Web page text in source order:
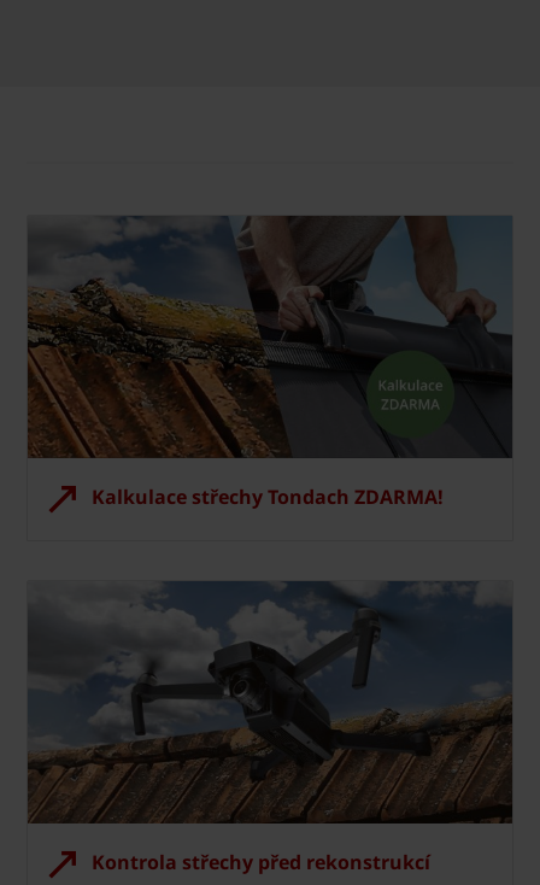
Kalkulace střechy Tondach ZDARMA!
Kontrola střechy před rekonstrukcí